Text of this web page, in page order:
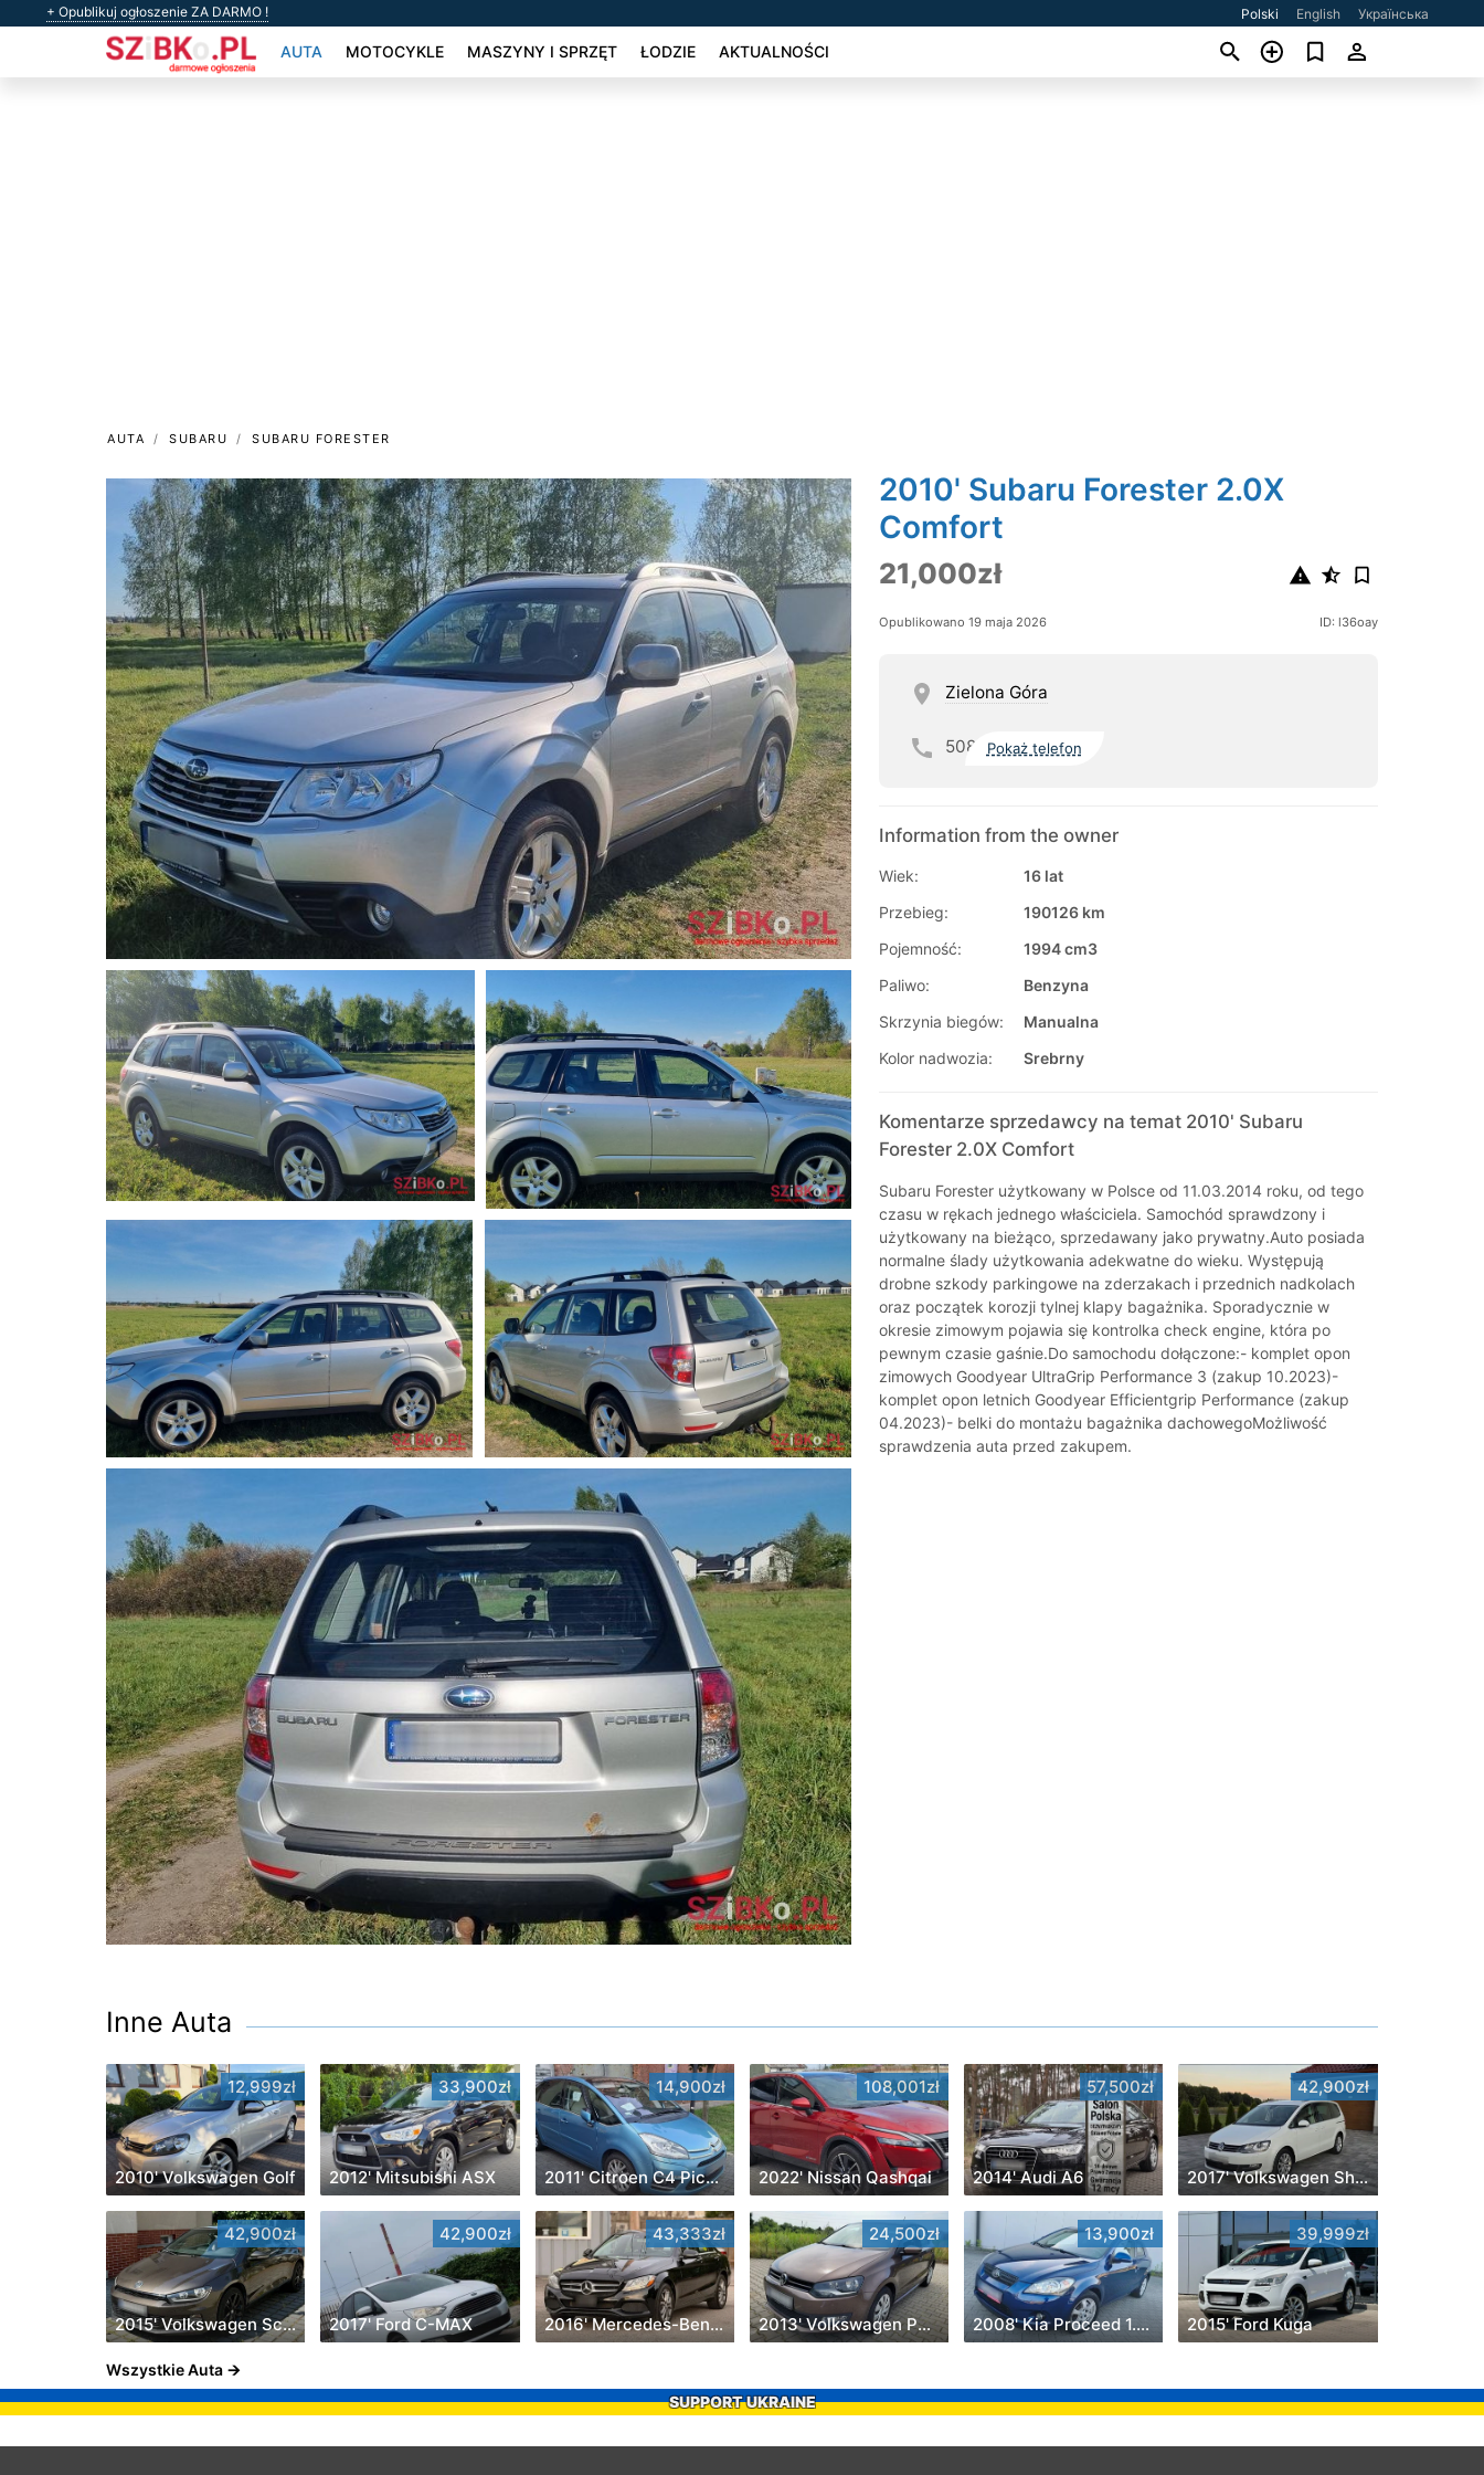
+ Opublikuj ogłoszenie ZA DARMO ! Polski English Українська
AUTA MOTOCYKLE MASZYNY I SPRZĘT ŁODZIE AKTUALNOŚCI
AUTA SUBARU SUBARU FORESTER
2010' Subaru Forester 2.0X
Comfort
21,000zł
Opublikowano 19 maja 2026 ID: l36oay
Zielona Góra
508 Pokaż telefon
Information from the owner
Wiek:
16 lat
Przebieg:
190126 km
Pojemność:
1994 cm3
Paliwo:
Benzyna
Skrzynia biegów:
Manualna
Kolor nadwozia:
Srebrny
Komentarze sprzedawcy na temat 2010' Subaru
Forester 2.0X Comfort
Subaru Forester użytkowany w Polsce od 11.03.2014 roku, od tego
czasu w rękach jednego właściciela. Samochód sprawdzony i
użytkowany na bieżąco, sprzedawany jako prywatny.Auto posiada
normalne ślady użytkowania adekwatne do wieku. Występują
drobne szkody parkingowe na zderzakach i przednich nadkolach
oraz początek korozji tylnej klapy bagażnika. Sporadycznie w
okresie zimowym pojawia się kontrolka check engine, która po
pewnym czasie gaśnie.Do samochodu dołączone:- komplet opon
zimowych Goodyear UltraGrip Performance 3 (zakup 10.2023)-
komplet opon letnich Goodyear Efficientgrip Performance (zakup
04.2023)- belki do montażu bagażnika dachowegoMożliwość
sprawdzenia auta przed zakupem.
Inne Auta
12,999zł
2010' Volkswagen Golf
33,900zł
2012' Mitsubishi ASX
14,900zł
2011' Citroen C4 Picasso
108,001zł
2022' Nissan Qashqai
57,500zł
2014' Audi A6
42,900zł
2017' Volkswagen Sharan
42,900zł
2015' Volkswagen Scirocco
42,900zł
2017' Ford C-MAX
43,333zł
2016' Mercedes-Benz C-Class
24,500zł
2013' Volkswagen Polo
13,900zł
2008' Kia Proceed 1.4 Optimum +
39,999zł
2015' Ford Kuga
Wszystkie Auta
SUPPORT UKRAINE